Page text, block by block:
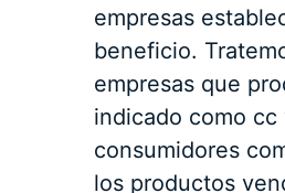
empresas
beneficio.
empresas que
indicado como
consumidores
los productos